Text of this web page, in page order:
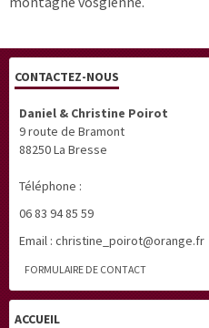
CONTACTEZ-NOUS
Daniel & Christine Poirot
9 route de Bramont
88250 La Bresse
Téléphone :
06 83 94 85 59
Email : christine_poirot@orange.fr
FORMULAIRE DE CONTACT
ACCUEIL